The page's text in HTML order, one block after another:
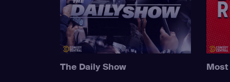
The Daily Show